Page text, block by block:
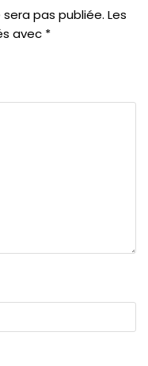
pas publiée. Les
avec *